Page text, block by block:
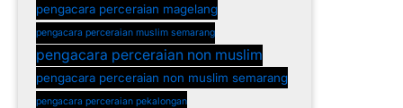
pengacara perceraian magelang
pengacara perceraian muslim semarang
pengacara perceraian non muslim
pengacara perceraian non muslim semarang
pengacara perceraian pekalongan